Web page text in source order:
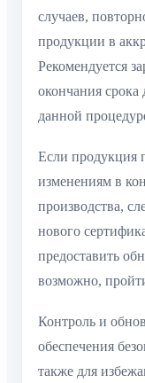
случаев,
продукции в
Рекомендуется
окончания срока
данной
Если продукция
изменениям в
производства,
нового
предоставить
возможно,
Контроль и
обеспечения
также для